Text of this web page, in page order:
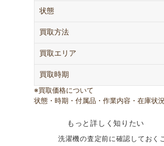
状態
買取方法
買取エリア
買取時期
※買取価格について
状態・時期・付属品・作業内容・在庫状
もっと詳しく知りたい
洗濯機の査定前に確認しておく